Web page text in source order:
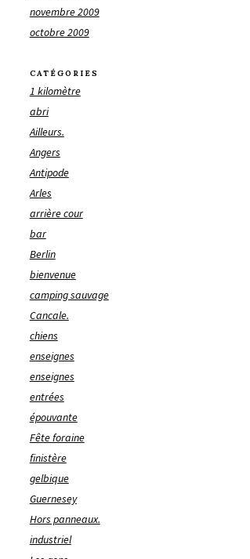
novembre 2009
octobre 2009
CATÉGORIES
1 kilomètre
abri
Ailleurs.
Angers
Antipode
Arles
arrière cour
bar
Berlin
bienvenue
camping sauvage
Cancale.
chiens
enseignes
enseignes
entrées
épouvante
Fête foraine
finistère
gelbique
Guernesey
Hors panneaux.
industriel